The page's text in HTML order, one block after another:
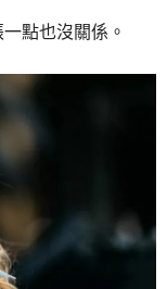
點也沒關係。